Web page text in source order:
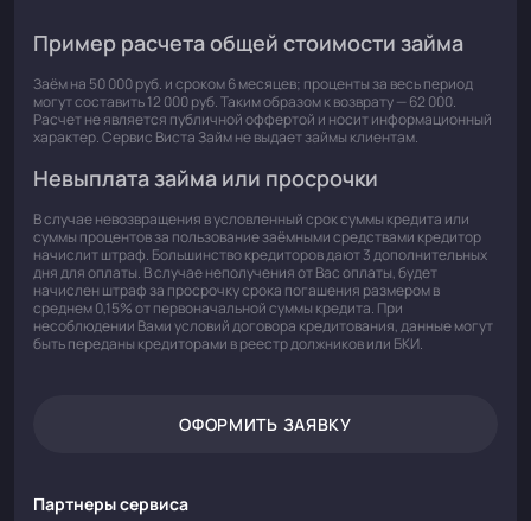
Пример расчета общей стоимости займа
Заём на 50 000 руб. и сроком 6 месяцев; проценты за весь период
могут составить 12 000 руб. Таким образом к возврату — 62 000.
Расчет не является публичной оффертой и носит информационный
характер. Сервис Виста Займ не выдает займы клиентам.
Невыплата займа или просрочки
В случае невозвращения в условленный срок суммы кредита или
суммы процентов за пользование заёмными средствами кредитор
начислит штраф. Большинство кредиторов дают 3 дополнительных
дня для оплаты. В случае неполучения от Вас оплаты, будет
начислен штраф за просрочку срока погашения размером в
среднем 0,15% от первоначальной суммы кредита. При
несоблюдении Вами условий договора кредитования, данные могут
быть переданы кредиторами в реестр должников или БКИ.
ОФОРМИТЬ ЗАЯВКУ
Партнеры сервиса